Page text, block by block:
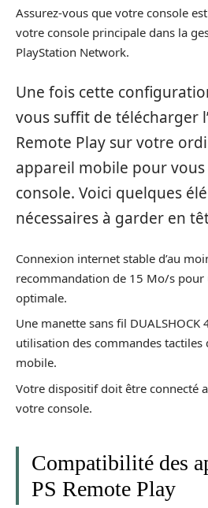
Assurez-vous que votre console
votre console principale dans la
PlayStation Network.
Une fois cette
vous suffit de télécharger
Remote Play sur votre
appareil mobile pour
console. Voici quelques
nécessaires à garder en
Connexion internet stable d’au
recommandation de 15 Mo/s pour
optimale.
Une manette sans fil DUALSHOCK
utilisation des commandes tactiles
mobile.
Votre dispositif doit être connecté
votre console.
Compatibilité des
PS Remote Play